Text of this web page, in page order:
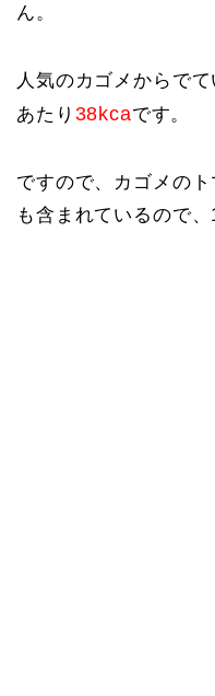
ん。
人気のカゴメからで
あたり 38kcaです。
ですので、カゴメの
も含まれているので